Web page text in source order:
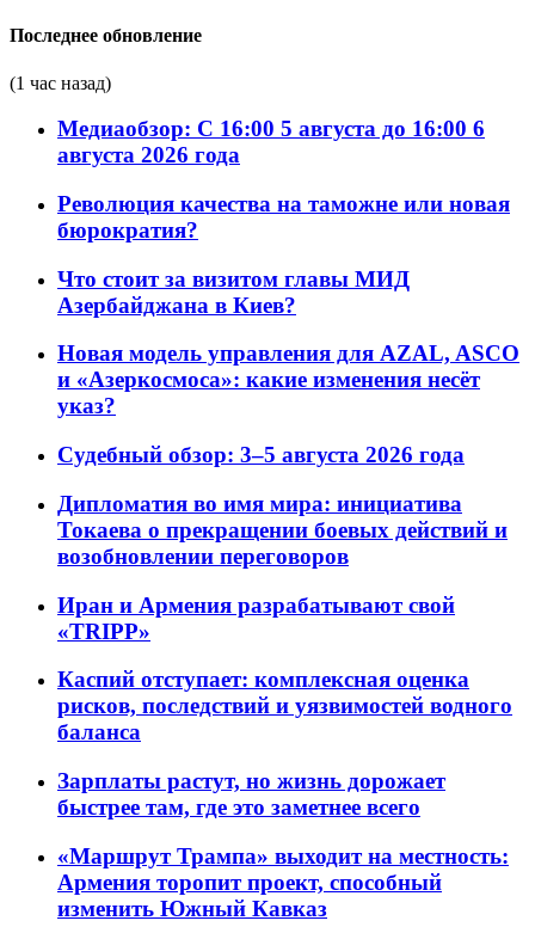
Последнее обновление
(1 час назад)
Медиаобзор: С 16:00 5 августа до 16:00 6
августа 2026 года
Революция качества на таможне или новая
бюрократия?
Что стоит за визитом главы МИД
Азербайджана в Киев?
Новая модель управления для AZAL, ASCO
и «Азеркосмоса»: какие изменения несёт
указ?
Судебный обзор: 3–5 августа 2026 года
Дипломатия во имя мира: инициатива
Токаева о прекращении боевых действий и
возобновлении переговоров
Иран и Армения разрабатывают свой
«TRIPP»
Каспий отступает: комплексная оценка
рисков, последствий и уязвимостей водного
баланса
Зарплаты растут, но жизнь дорожает
быстрее там, где это заметнее всего
«Маршрут Трампа» выходит на местность:
Армения торопит проект, способный
изменить Южный Кавказ